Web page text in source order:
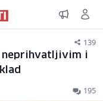
139
neprihvatljivim i
195